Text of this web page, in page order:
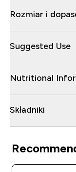
Rozmiar i
Suggested Use
Nutritional
Składniki